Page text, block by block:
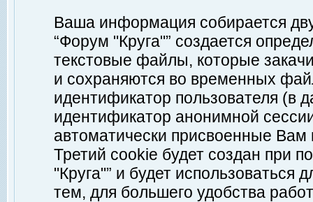
Ваша информация собирается
“Форум "Круга"” создается
текстовые файлы, которые
и сохраняются во временных
идентификатор пользователя (в
идентификатор анонимной
автоматически присвоенные
Третий cookie будет создан при
"Круга"” и будет
тем, для большего удобства